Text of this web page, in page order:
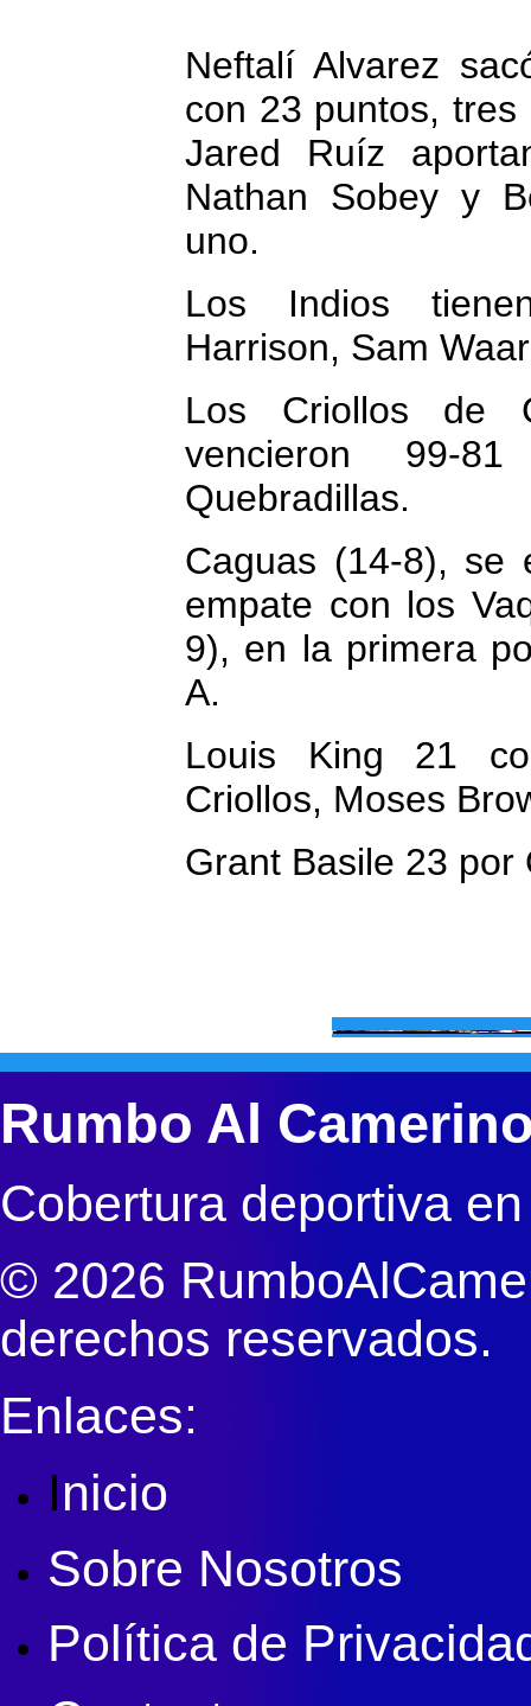
Neftalí Alvarez
con 23 puntos,
Jared Ruíz
Nathan Sobey y
uno.
Los Indios
Harrison, Sam
Los Criollos de
vencieron 99-
Quebradillas.
Caguas (14-8), se
empate con los
9), en la primera
A.
Louis King 21
Criollos, Moses
Grant Basile 23 por
Rumbo Al
Cobertura deportiva
© 2026
derechos reservados.
Enlaces:
Inicio
Sobre Nosotros
Política de